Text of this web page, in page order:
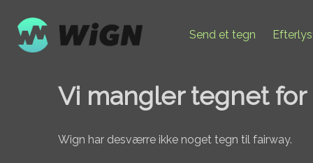
Send et tegn
Vi mangler tegnet for
Wign har desværre ikke noget tegn til fairway.